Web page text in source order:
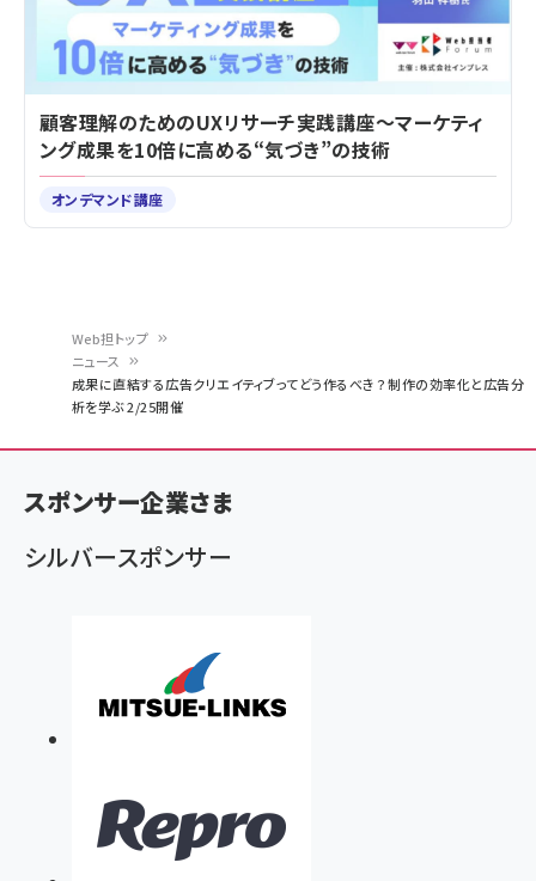
く
ず
Web担トップ
ニュース
成果に直結する広告クリエイティブってどう作るべき？ 制作の効率化と広告分
析を学ぶ 2/25開催
顧客理解のためのUXリサーチ実践講座～マーケティ
ング成果を10倍に高める“気づき”の技術
オンデマンド講座
スポンサー企業さま
シルバースポンサー